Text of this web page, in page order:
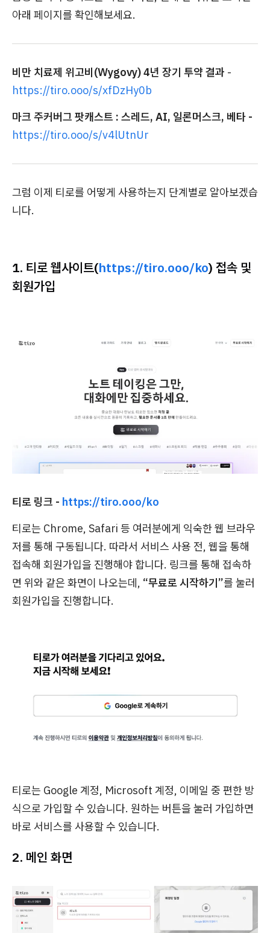
아래 페이지를 확인해보세요.
비만 치료제 위고비(Wygovy) 4년 장기 투약 결과 -
https://tiro.ooo/s/xfDzHy0b
마크 주커버그 팟캐스트 : 스레드, AI, 일론머스크, 베타 -
https://tiro.ooo/s/v4lUtnUr
그럼 이제 티로를 어떻게 사용하는지 단계별로 알아보겠습
니다.
1. 티로 웹사이트(https://tiro.ooo/ko) 접속 및
회원가입
티로 링크 - https://tiro.ooo/ko
티로는 Chrome, Safari 등 여러분에게 익숙한 웹 브라우
저를 통해 구동됩니다. 따라서 서비스 사용 전, 웹을 통해
접속해 회원가입을 진행해야 합니다. 링크를 통해 접속하
면 위와 같은 화면이 나오는데, “무료로 시작하기”를 눌러
회원가입을 진행합니다.
티로는 Google 계정, Microsoft 계정, 이메일 중 편한 방
식으로 가입할 수 있습니다. 원하는 버튼을 눌러 가입하면
바로 서비스를 사용할 수 있습니다.
2. 메인 화면